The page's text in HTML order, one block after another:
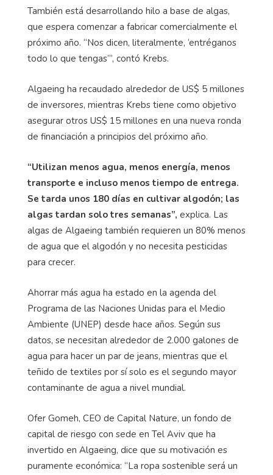
También está desarrollando hilo a base de algas,
que espera comenzar a fabricar comercialmente el
próximo año. “Nos dicen, literalmente, ‘entréganos
todo lo que tengas’”, contó Krebs.
Algaeing ha recaudado alrededor de US$ 5 millones
de inversores, mientras Krebs tiene como objetivo
asegurar otros US$ 15 millones en una nueva ronda
de financiación a principios del próximo año.
“Utilizan menos agua, menos energía, menos
transporte e incluso menos tiempo de entrega.
Se tarda unos 180 días en cultivar algodón; las
algas tardan solo tres semanas”, explica. Las
algas de Algaeing también requieren un 80% menos
de agua que el algodón y no necesita pesticidas
para crecer.
Ahorrar más agua ha estado en la agenda del
Programa de las Naciones Unidas para el Medio
Ambiente (UNEP) desde hace años. Según sus
datos, se necesitan alrededor de 2.000 galones de
agua para hacer un par de jeans, mientras que el
teñido de textiles por sí solo es el segundo mayor
contaminante de agua a nivel mundial.
Ofer Gomeh, CEO de Capital Nature, un fondo de
capital de riesgo con sede en Tel Aviv que ha
invertido en Algaeing, dice que su motivación es
puramente económica: “La ropa sostenible será un